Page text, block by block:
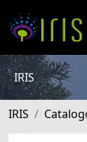
IRIS
IRIS